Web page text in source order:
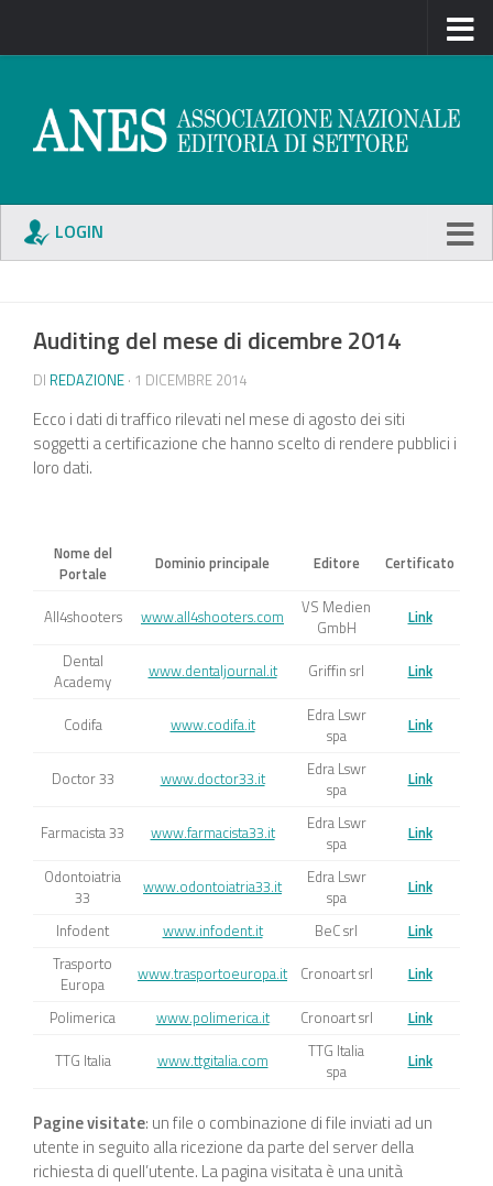
LOGIN
Auditing del mese di dicembre 2014
DI REDAZIONE · 1 DICEMBRE 2014
Ecco i dati di traffico rilevati nel mese di agosto dei siti
soggetti a certificazione che hanno scelto di rendere pubblici i
loro dati.
Nome del
Portale
Dominio principale Editore Certificato
All4shooters www.all4shooters.com
VS Medien
GmbH
Link
Dental
Academy
www.dentaljournal.it Griffin srl Link
Codifa www.codifa.it
Edra Lswr
spa
Link
Doctor 33 www.doctor33.it
Edra Lswr
spa
Link
Farmacista 33 www.farmacista33.it
Edra Lswr
spa
Link
Odontoiatria
33
www.odontoiatria33.it
Edra Lswr
spa
Link
Infodent
www.infodent.it BeC srl
Link
Trasporto
Europa
www.trasportoeuropa.it Cronoart srl
Link
Polimerica
www.polimerica.it Cronoart srl
Link
TTG Italia
www.ttgitalia.com
TTG Italia
spa
Link
Pagine visitate: un file o combinazione di file inviati ad un
utente in seguito alla ricezione da parte del server della
richiesta di quell’utente. La pagina visitata è una unità